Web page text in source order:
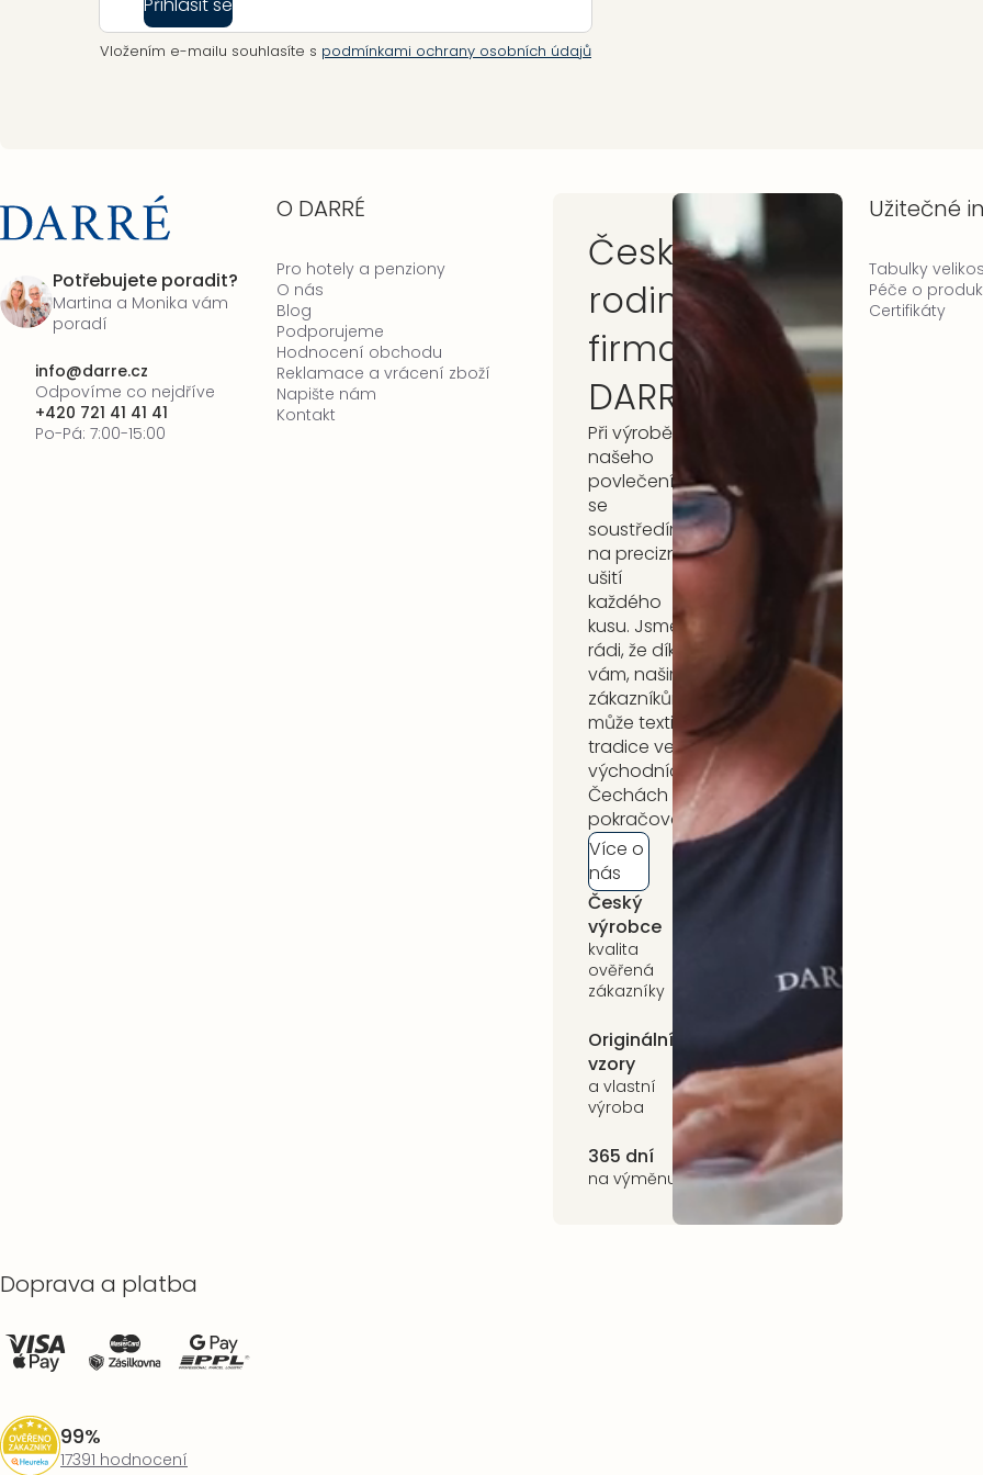
Potřebujete poradit?
Martina a Monika vám
poradí
info@darre.cz
Odpovíme co nejdříve
+420 721 41 41 41
Po-Pá: 7:00-15:00
Vložením e-mailu souhlasíte s podmínkami ochrany osobních údajů
O DARRÉ
Pro hotely a penziony
O nás
Blog
Podporujeme
Hodnocení obchodu
Reklamace a vrácení zboží
Napište nám
Kontakt
Česká
rodinná
firma
DARRÉ
Při výrobě
našeho
povlečení
se
soustředíme
na precizní
ušití
každého
kusu. Jsme
rádi, že díky
vám, našim
zákazníkům,
může textilní
tradice ve
východních
Čechách
pokračovat.
Více o
nás
Český
výrobce
kvalita
ověřená
zákazníky
Originální
vzory
a vlastní
výroba
kvalitní přírodní
materiály
365 dní
na výměnu
Užitečné
Tabulky
Péče o
Certifikáty
Doprava a platba
99%
17391 hodnocení